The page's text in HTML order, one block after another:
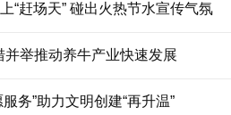
“赶场天” 碰出火热节水宣传气氛
举推动养牛产业快速发展
服务”助力文明创建“再升温”